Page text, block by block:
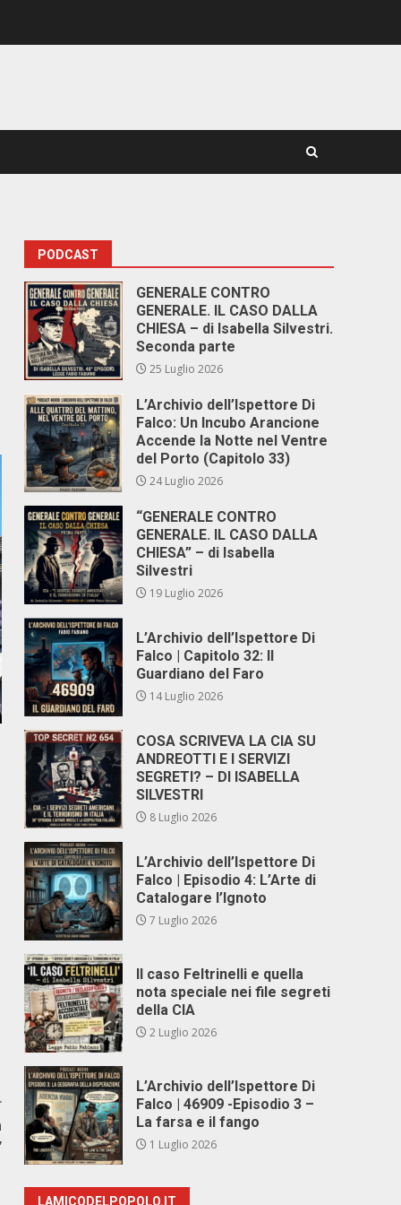
PODCAST
GENERALE CONTRO
GENERALE. IL CASO DALLA
CHIESA – di Isabella Silvestri.
Seconda parte
25 Luglio 2026
L’Archivio dell’Ispettore Di
Falco: Un Incubo Arancione
Accende la Notte nel Ventre
del Porto (Capitolo 33)
24 Luglio 2026
“GENERALE CONTRO
GENERALE. IL CASO DALLA
CHIESA” – di Isabella
Silvestri
19 Luglio 2026
L’Archivio dell’Ispettore Di
Falco | Capitolo 32: Il
Guardiano del Faro
14 Luglio 2026
COSA SCRIVEVA LA CIA SU
ANDREOTTI E I SERVIZI
SEGRETI? – DI ISABELLA
SILVESTRI
8 Luglio 2026
L’Archivio dell’Ispettore Di
Falco | Episodio 4: L’Arte di
Catalogare l’Ignoto
7 Luglio 2026
Il caso Feltrinelli e quella
nota speciale nei file segreti
della CIA
2 Luglio 2026
L’Archivio dell’Ispettore Di
Falco | 46909 -Episodio 3 –
La farsa e il fango
1 Luglio 2026
LAMICODELPOPOLO.IT